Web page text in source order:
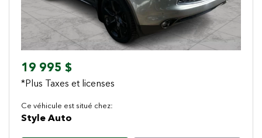
19 995 $
*Plus Taxes et licenses
Ce véhicule est situé chez:
Style Auto